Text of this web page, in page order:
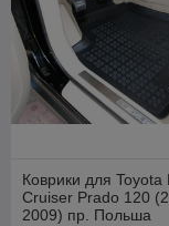
Коврики для Toyota
Cruiser Prado 120
2009) пр. Польша